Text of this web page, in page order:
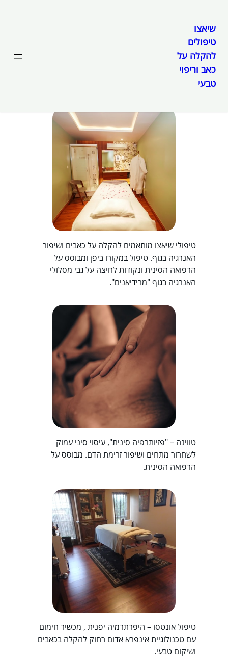
לדלג
לתוכן
שיאצו
טיפולים
להקלה על
כאב וריפוי
טבעיהטיפולים שלנו
טיפולי שיאצו מותאמים להקלה על כאבים ושיפור
האנרגיה בגוף. טיפול במקורו ביפן ומבוסס על
הרפואה הסינית ונקודות לחיצה על גבי מסלולי
האנרגיה בגוף "מרידיאנים".
טווינה – "פזיותרפיה סינית", עיסוי סיני עמוק
לשחרור מתחים ושיפור זרימת הדם. מבוסס על
הרפואה הסינית.
טיפול אונטסו – היפרתרמיה יפנית , מכשיר חימום
עם טכנולוגיית אינפרא אדום רחוק להקלה בכאבים
ושיקום טבעי.